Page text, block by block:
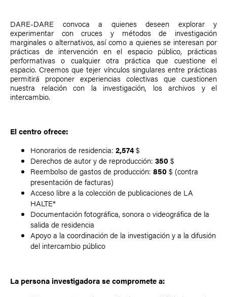
DARE-DARE convoca a quienes deseen explorar y
experimentar con cruces y métodos de investigación
marginales o alternativos, así como a quienes se interesan por
prácticas de intervención en el espacio público, prácticas
performativas o cualquier otra práctica que cuestione el
espacio. Creemos que tejer vínculos singulares entre prácticas
permitirá proponer experiencias colectivas que cuestionen
nuestra relación con la investigación, los archivos y el
intercambio.
El centro ofrece:
Honorarios de residencia: 2,574$
Derechos de autor y de reproducción: 350$
Reembolso de gastos de producción: 850$ (contra
presentación de facturas)
Acceso libre a la colección de publicaciones de LA
HALTE*
Documentación fotográfica, sonora o videográfica de la
salida de residencia
Apoyo a la coordinación de la investigación y a la difusión
del intercambio público
La persona investigadora se compromete a: